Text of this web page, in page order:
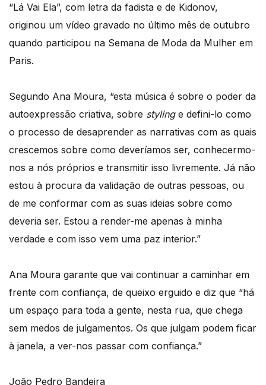
“Lá Vai Ela”, com letra da fadista e de Kidonov,
originou um vídeo gravado no último mês de outubro
quando participou na Semana de Moda da Mulher em
Paris.
Segundo Ana Moura, “esta música é sobre o poder da
autoexpressão criativa, sobre stylinge defini-lo como
o processo de desaprender as narrativas com as quais
crescemos sobre como deveríamos ser, conhecermo-
nos a nós próprios e transmitir isso livremente. Já não
estou à procura da validação de outras pessoas, ou
de me conformar com as suas ideias sobre como
deveria ser. Estou a render-me apenas à minha
verdade e com isso vem uma paz interior.”
Ana Moura garante que vai continuar a caminhar em
frente com confiança, de queixo erguido e diz que “há
um espaço para toda a gente, nesta rua, que chega
sem medos de julgamentos. Os que julgam podem ficar
à janela, a ver-nos passar com confiança.”
João Pedro Bandeira